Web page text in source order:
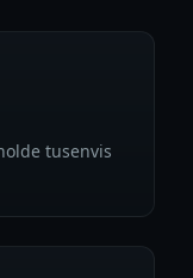
tusenvis